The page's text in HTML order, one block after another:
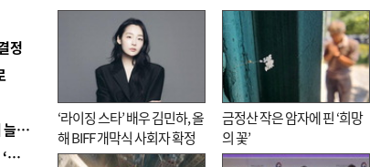
정
■ 경남 농정 비전 ‘잘 사는 농촌’…스마트팜 1000㏊까지 늘린다
■ 교육혁신선도지 공모 코앞인데…구·군 난색에 교육청 ‘쩔쩔’
‘라이징 스타’ 배우 김민하, 올
해 BIFF 개막식 사회자 확정
금정산 작은 암자에 핀 ‘희망
의 꽃’